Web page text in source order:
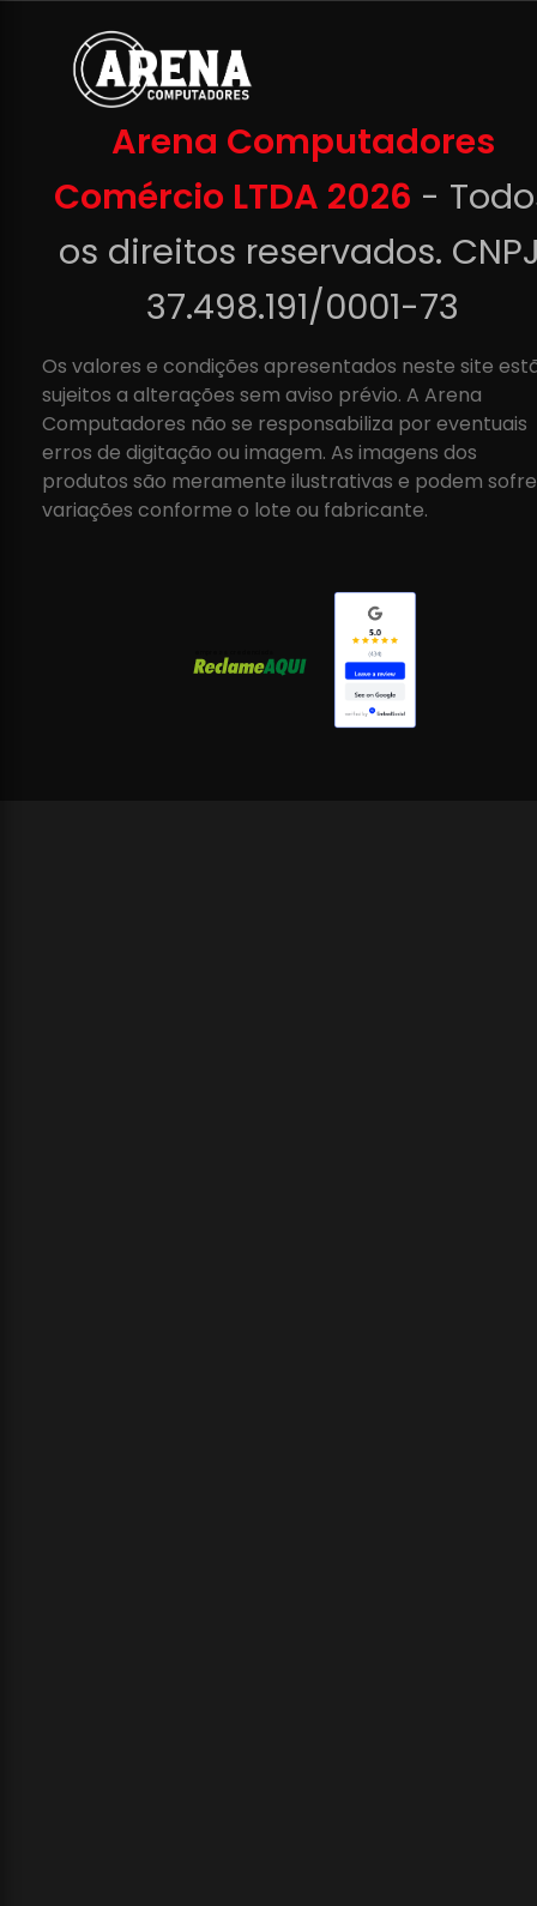
Arena Computadores
Comércio LTDA 2026 -
os direitos reservados.
37.498.191/0001-73
Os valores e condições apresentados neste site
sujeitos a alterações sem aviso prévio. A Arena
Computadores não se responsabiliza por eventuais
erros de digitação ou imagem. As imagens dos
produtos são meramente ilustrativas e podem
variações conforme o lote ou fabricante.